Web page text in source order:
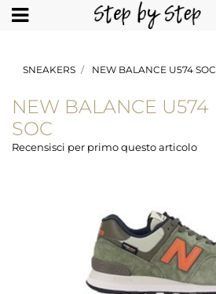
Open
SNEAKERS NEW BALANCE U574 SOC
NEW BALANCE U574
SOC
Recensisci per primo questo articolo